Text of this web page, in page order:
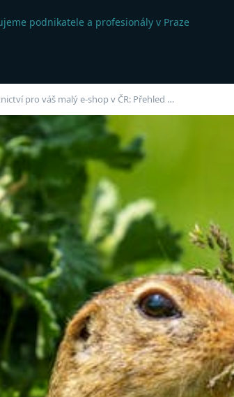
podnikatele a profesionály v Praze
pro váš malý e-shop v ČR: Přehled …